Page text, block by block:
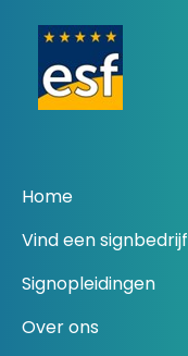
Home
Vind een signbedrijf
Signopleidingen
Over ons